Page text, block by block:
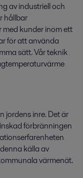
av industriell och
hållbar
kunder inom ett
för att använda
sätt. Vår teknik
jordens inre. Det är
förbränningen
källa av
värmenät.